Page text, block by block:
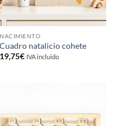
NACIMIENTO
Cuadro natalicio cohete
19,75€ IVA incluido